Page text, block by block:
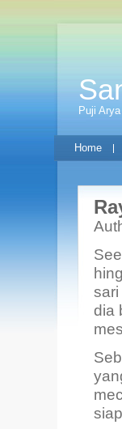
Puji
Home
dia